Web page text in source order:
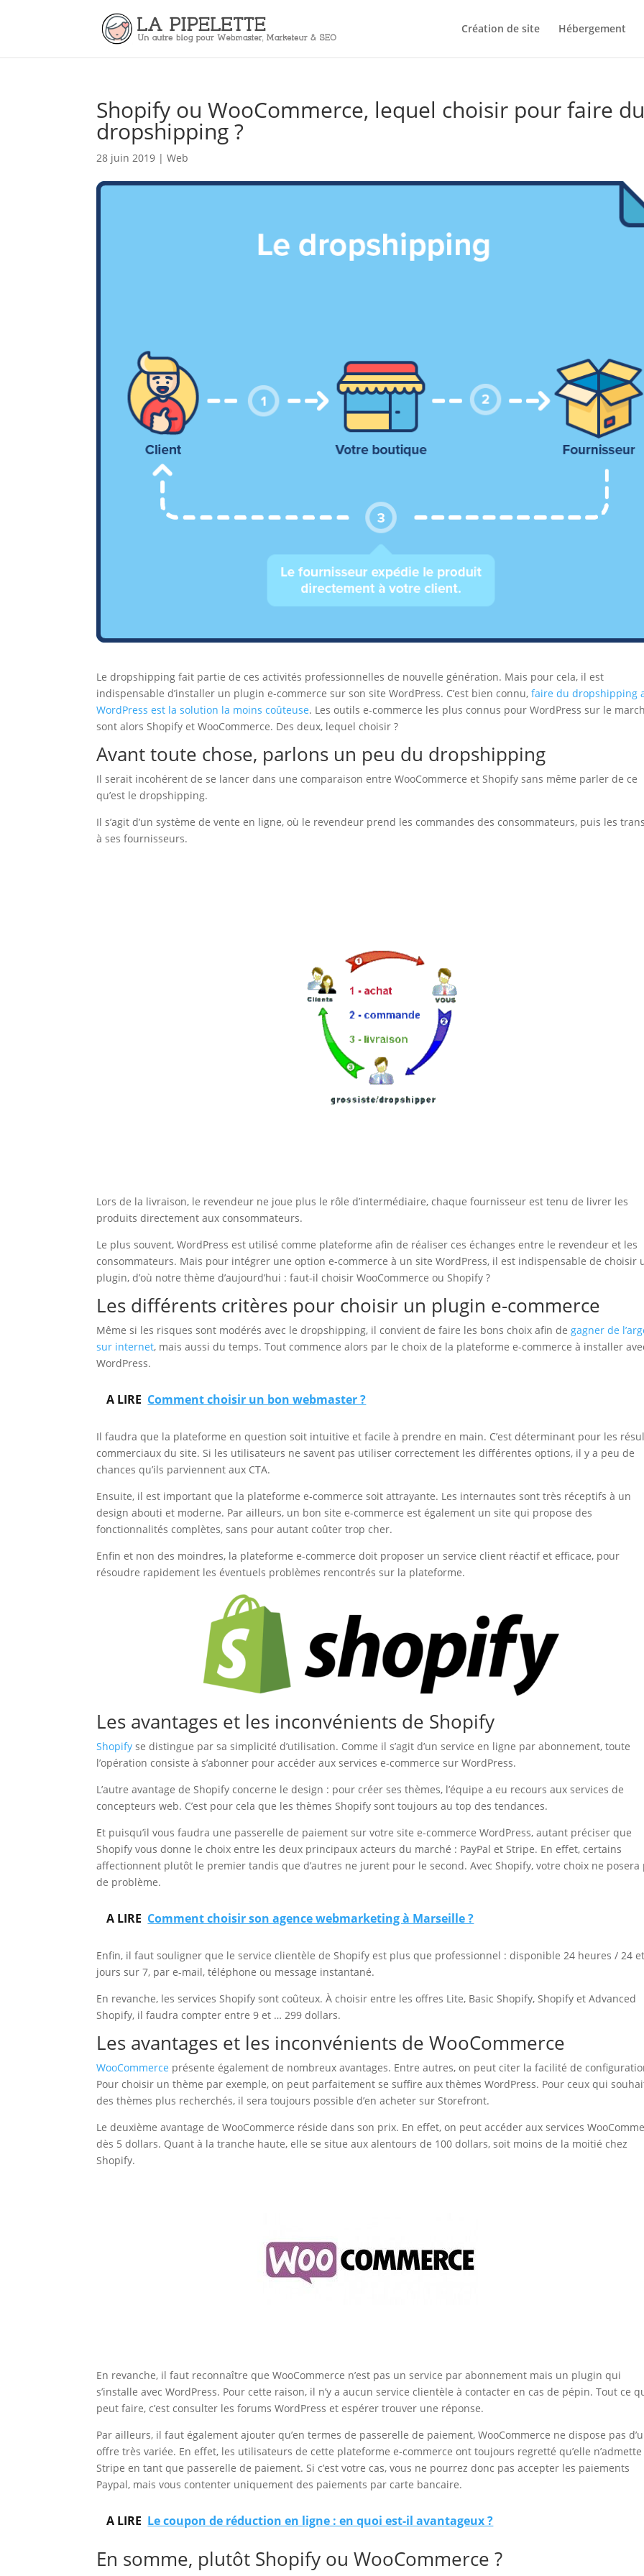
Création de site Hébergement
Shopify ou WooCommerce, lequel choisir pour faire
dropshipping ?
28 juin 2019 |Web
Le dropshipping fait partie de ces activités professionnelles de nouvelle génération. Mais pour cela, il est
indispensable d’installer un plugin e-commerce sur son site WordPress. C’est bien connu,faire du dropshipping
WordPress est la solution la moins coûteuse. Les outils e-commerce les plus connus pour WordPress sur le
sont alors Shopify et WooCommerce. Des deux, lequel choisir ?
Avant toute chose, parlons un peu du dropshipping
Il serait incohérent de se lancer dans une comparaison entre WooCommerce et Shopify sans même parler de ce
qu’est le dropshipping.
Il s’agit d’un système de vente en ligne, où le revendeur prend les commandes des consommateurs, puis les
à ses fournisseurs.
Lors de la livraison, le revendeur ne joue plus le rôle d’intermédiaire, chaque fournisseur est tenu de livrer les
produits directement aux consommateurs.
Le plus souvent, WordPress est utilisé comme plateforme afin de réaliser ces échanges entre le revendeur et les
consommateurs. Mais pour intégrer une option e-commerce à un site WordPress, il est indispensable de choisir
plugin, d’où notre thème d’aujourd’hui : faut-il choisir WooCommerce ou Shopify ?
Les différents critères pour choisir un plugin e-commerce
Même si les risques sont modérés avec le dropshipping, il convient de faire les bons choix afin degagner de
sur internet, mais aussi du temps. Tout commence alors par le choix de la plateforme e-commerce à installer
WordPress.
A LIRE Comment choisir un bon webmaster ?
Il faudra que la plateforme en question soit intuitive et facile à prendre en main. C’est déterminant pour les
commerciaux du site. Si les utilisateurs ne savent pas utiliser correctement les différentes options, il y a peu de
chances qu’ils parviennent aux CTA.
Ensuite, il est important que la plateforme e-commerce soit attrayante. Les internautes sont très réceptifs à un
design abouti et moderne. Par ailleurs, un bon site e-commerce est également un site qui propose des
fonctionnalités complètes, sans pour autant coûter trop cher.
Enfin et non des moindres, la plateforme e-commerce doit proposer un service client réactif et efficace, pour
résoudre rapidement les éventuels problèmes rencontrés sur la plateforme.
Les avantages et les inconvénients de Shopify
Shopify se distingue par sa simplicité d’utilisation. Comme il s’agit d’un service en ligne par abonnement, toute
l’opération consiste à s’abonner pour accéder aux services e-commerce sur WordPress.
L’autre avantage de Shopify concerne le design : pour créer ses thèmes, l’équipe a eu recours aux services de
concepteurs web. C’est pour cela que les thèmes Shopify sont toujours au top des tendances.
Et puisqu’il vous faudra une passerelle de paiement sur votre site e-commerce WordPress, autant préciser que
Shopify vous donne le choix entre les deux principaux acteurs du marché : PayPal et Stripe. En effet, certains
affectionnent plutôt le premier tandis que d’autres ne jurent pour le second. Avec Shopify, votre choix ne posera
de problème.
A LIRE Comment choisir son agence webmarketing à Marseille ?
Enfin, il faut souligner que le service clientèle de Shopify est plus que professionnel : disponible 24 heures / 24
jours sur 7, par e-mail, téléphone ou message instantané.
En revanche, les services Shopify sont coûteux. À choisir entre les offres Lite, Basic Shopify, Shopify et Advanced
Shopify, il faudra compter entre 9 et … 299 dollars.
Les avantages et les inconvénients de WooCommerce
WooCommerce présente également de nombreux avantages. Entre autres, on peut citer la facilité de
Pour choisir un thème par exemple, on peut parfaitement se suffire aux thèmes WordPress. Pour ceux qui
des thèmes plus recherchés, il sera toujours possible d’en acheter sur Storefront.
Le deuxième avantage de WooCommerce réside dans son prix. En effet, on peut accéder aux services
dès 5 dollars. Quant à la tranche haute, elle se situe aux alentours de 100 dollars, soit moins de la moitié chez
Shopify.
En revanche, il faut reconnaître que WooCommerce n’est pas un service par abonnement mais un plugin qui
s’installe avec WordPress. Pour cette raison, il n’y a aucun service clientèle à contacter en cas de pépin. Tout ce
peut faire, c’est consulter les forums WordPress et espérer trouver une réponse.
Par ailleurs, il faut également ajouter qu’en termes de passerelle de paiement, WooCommerce ne dispose pas
offre très variée. En effet, les utilisateurs de cette plateforme e-commerce ont toujours regretté qu’elle
Stripe en tant que passerelle de paiement. Si c’est votre cas, vous ne pourrez donc pas accepter les paiements
Paypal, mais vous contenter uniquement des paiements par carte bancaire.
A LIRE Le coupon de réduction en ligne : en quoi est-il avantageux ?
En somme, plutôt Shopify ou WooCommerce ?